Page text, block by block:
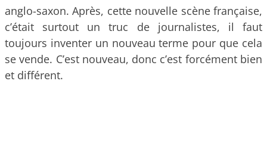
anglo-saxon. Après, cette nouvelle scène française,
c’était surtout un truc de journalistes, il faut
toujours inventer un nouveau terme pour que cela
se vende. C’est nouveau, donc c’est forcément bien
et différent.